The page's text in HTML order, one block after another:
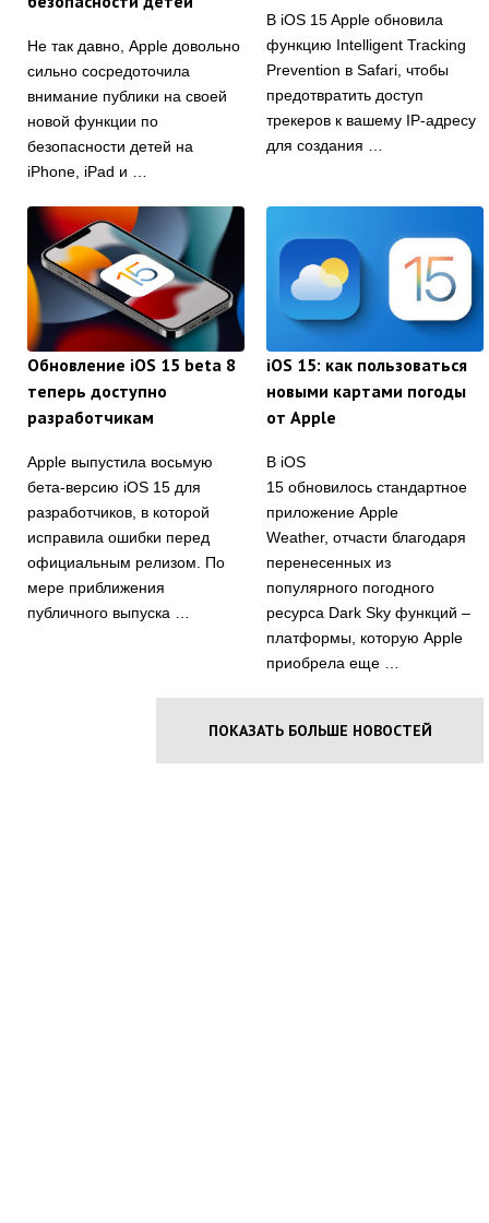
Не так давно, Apple довольно
сильно сосредоточила
внимание публики на своей
новой функции по
безопасности детей на
iPhone, iPad и …
В iOS 15 Apple обновила
функцию Intelligent Tracking
Prevention в Safari, чтобы
предотвратить доступ
трекеров к вашему IP-адресу
для создания …
Обновление iOS 15 beta 8
теперь доступно
разработчикам
Apple выпустила восьмую
бета-версию iOS 15 для
разработчиков, в которой
исправила ошибки перед
официальным релизом. По
мере приближения
публичного выпуска …
iOS 15: как пользоваться
новыми картами погоды
от Apple
В iOS
15 обновилось стандартное
приложение Apple
Weather, отчасти благодаря
перенесенных из
популярного погодного
ресурса Dark Sky функций –
платформы, которую Apple
приобрела еще …
ПОКАЗАТЬ БОЛЬШЕ НОВОСТЕЙ